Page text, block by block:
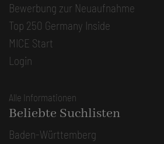
Bewerbung zur Neuaufnahme
Top 250 Germany Inside
MICE Start
Login
Alle Informationen
Beliebte Suchlisten
Baden-Württemberg